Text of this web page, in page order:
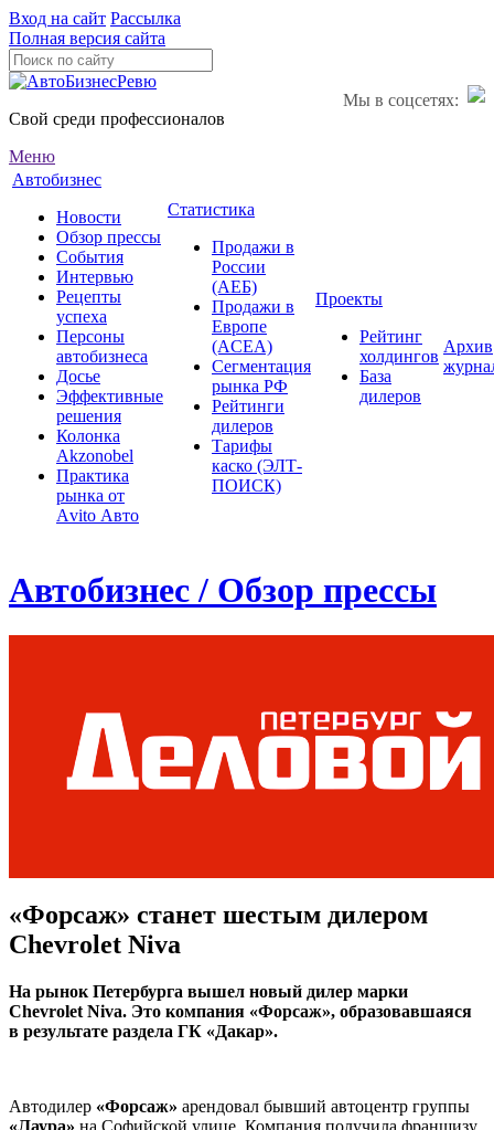
Вход на сайт Рассылка
Полная версия сайта
Мы в соцсетях:
Свой среди профессионалов
Меню
Автобизнес
Новости
Обзор прессы
События
Интервью
Рецепты
успеха
Персоны
автобизнеса
Досье
Эффективные
решения
Колонка
Akzonobel
Практика
рынка от
Аvito Авто
Статистика
Продажи в
России
(АЕБ)
Продажи в
Европе
(ACEA)
Сегментация
рынка РФ
Рейтинги
дилеров
Тарифы
каско (ЭЛТ-
ПОИСК)
Проекты
Рейтинг
холдингов
База
дилеров
Архив
Автобизнес / Обзор прессы
«Форсаж» станет шестым дилером
Chevrolet Niva
На рынок Петербурга вышел новый дилер марки
Chevrolet Niva. Это компания «Форсаж», образовавшаяся
в результате раздела ГК «Дакар».
Автодилер «Форсаж» арендовал бывший автоцентр группы
«Лаура» на Софийской улице. Компания получила франшизу